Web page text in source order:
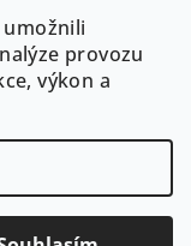
umožnili
provozu
výkon a
Contrast
cookies